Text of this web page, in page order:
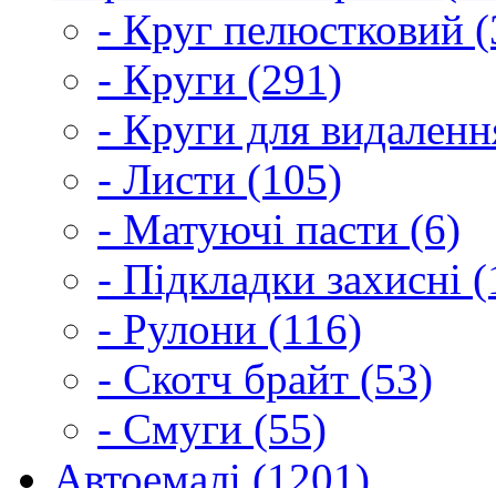
- Круг пелюстковий
- Круги (291)
- Круги для
- Листи (105)
- Матуючі пасти (6)
- Підкладки захисні
- Рулони (116)
- Скотч брайт (53)
- Смуги (55)
Автоемалі (1201)